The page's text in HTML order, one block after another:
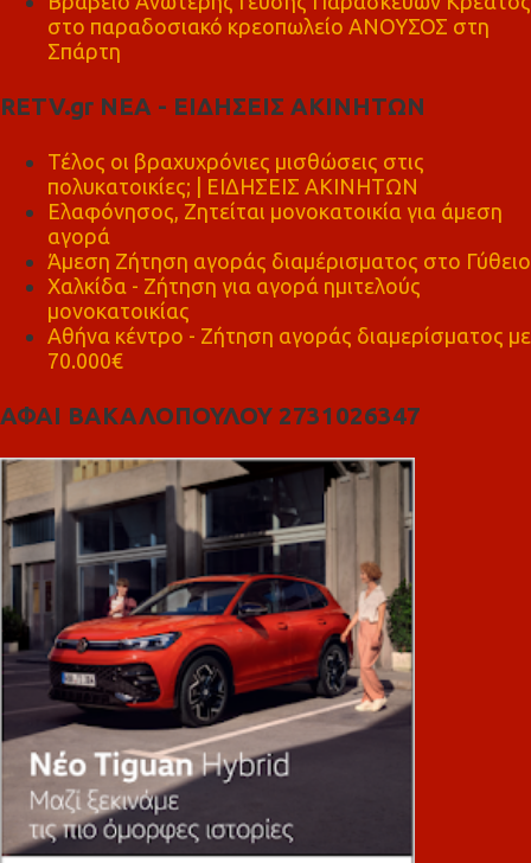
στο παραδοσιακό κρεοπωλείο ΑΝΟΥΣΟΣ στη
Σπάρτη
RETV.gr ΝΕΑ - ΕΙΔΗΣΕΙΣ ΑΚΙΝΗΤΩΝ
Τέλος οι βραχυχρόνιες μισθώσεις στις
πολυκατοικίες; | ΕΙΔΗΣΕΙΣ ΑΚΙΝΗΤΩΝ
Ελαφόνησος, Ζητείται μονοκατοικία για άμεση
αγορά
Άμεση Ζήτηση αγοράς διαμέρισματος στο Γύθειο
Χαλκίδα - Ζήτηση για αγορά ημιτελούς
μονοκατοικίας
Αθήνα κέντρο - Ζήτηση αγοράς διαμερίσματος με
70.000€
ΑΦΑΙ ΒΑΚΑΛΟΠΟΥΛΟΥ 2731026347